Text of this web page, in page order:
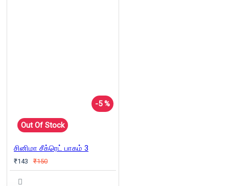
-5 %
Out Of Stock
சினிமா சீக்ரெட் பாகம் 3
₹143 ₹150